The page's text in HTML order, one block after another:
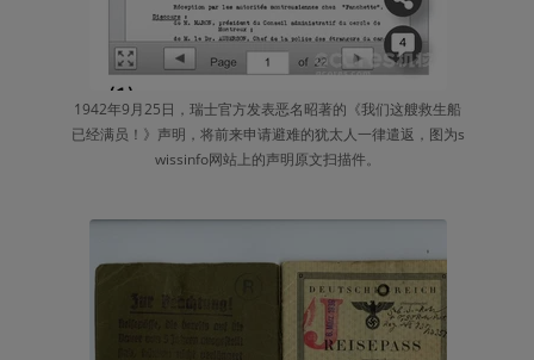
1942年9月25日，瑞士官方发表恶名昭著的《我们这艘救生船
已经满员！》声明，将前来申请避难的犹太人一律遣返，图为s
wissinfo网站上的声明原文扫描件。